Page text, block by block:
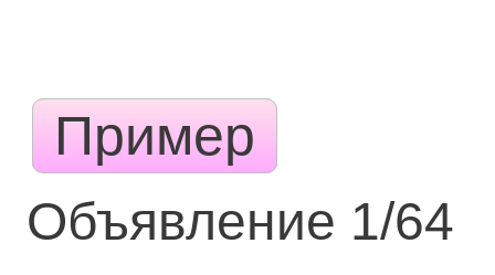
Пример
Объявление 1/64